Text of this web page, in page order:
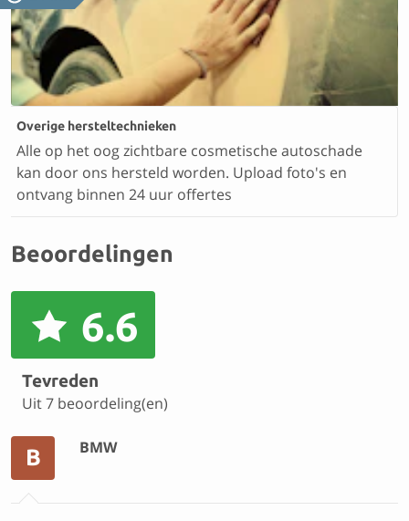
Overige hersteltechnieken
Alle op het oog zichtbare cosmetische autoschade
kan door ons hersteld worden. Upload foto's en
ontvang binnen 24 uur offertes
Beoordelingen
6.6
Tevreden
Uit 7 beoordeling(en)
B BMW